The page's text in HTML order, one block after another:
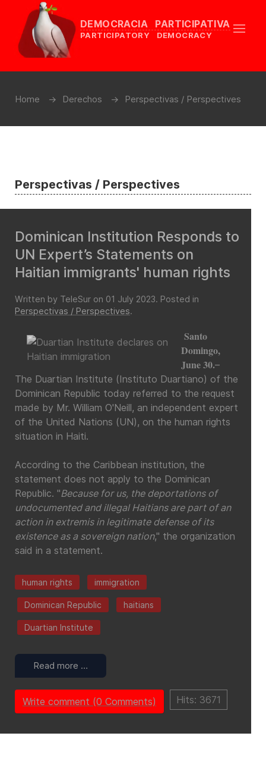
DEMOCRACIA PARTICIPATIVA
PARTICIPATORY DEMOCRACY
Home Derechos Perspectivas / Perspectives
Perspectivas / Perspectives
Dominican Institution Responds to
UN Expert’s Statements on
Haitian immigrants' human rights
Written by TeleSur on 01 July 2023. Posted in
Perspectivas / Perspectives.
Santo
Domingo,
June 30.–
The Duartian Institute (Instituto Duartiano) of the
Dominican Republic today referred to the request
made by Mr. William O'Neill, an independent expert
of the United Nations (UN), on the human rights
situation in Haiti.
According to the Caribbean institution, the
statement does not apply to the Dominican
Republic. "Because for us, the deportations of
undocumented and illegal Haitians are part of an
action in extremis in legitimate defense of its
existence as a sovereign nation," the organization
said in a statement.
human rights immigration
Dominican Republic haitians
Duartian Institute
Read more …
Hits: 3671
Write comment (0 Comments)